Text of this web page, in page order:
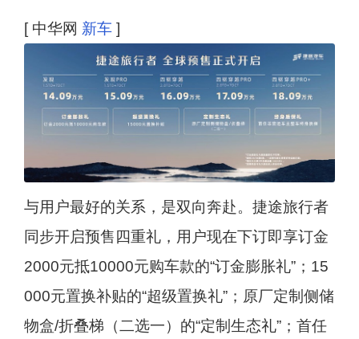
[ 中华网 新车]
与用户最好的关系，是双向奔赴。捷途旅行者
同步开启预售四重礼，用户现在下订即享订金
2000元抵10000元购车款的“订金膨胀礼”；15
000元置换补贴的“超级置换礼”；原厂定制侧储
物盒/折叠梯（二选一）的“定制生态礼”；首任